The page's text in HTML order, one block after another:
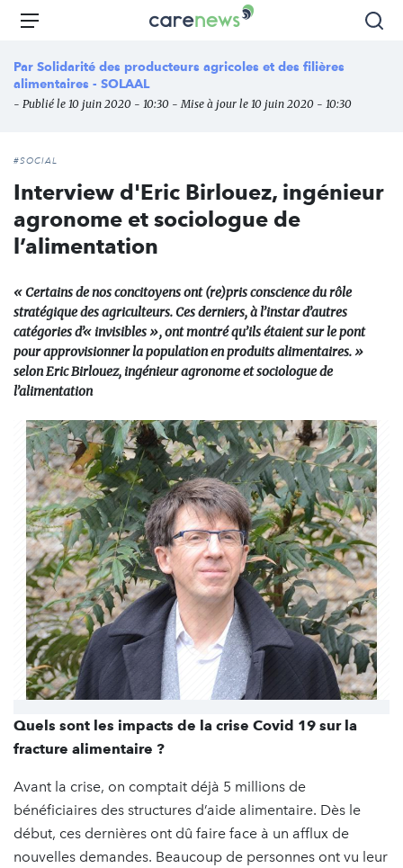
Aller
principal
Carenews,
média
acteurs
Menu
Par Solidarité des producteurs agricoles et des filières
alimentaires - SOLAAL
- Publié le 10 juin 2020 - 10:30 - Mise à jour le 10 juin 2020 - 10:30
#SOCIAL
Interview d'Eric Birlouez, ingénieur
agronome et sociologue de
l’alimentation
« Certains de nos concitoyens ont (re)pris conscience du rôle
stratégique des agriculteurs. Ces derniers, à l’instar d’autres
catégories d’« invisibles », ont montré qu’ils étaient sur le pont
pour approvisionner la population en produits alimentaires. »
selon Eric Birlouez, ingénieur agronome et sociologue de
l’alimentation
Quels sont les impacts de la crise Covid 19 sur la
fracture alimentaire ?
Avant la crise, on comptait déjà 5 millions de
bénéficiaires des structures d’aide alimentaire. Dès le
début, ces dernières ont dû faire face à un afflux de
nouvelles demandes. Beaucoup de personnes ont vu leur